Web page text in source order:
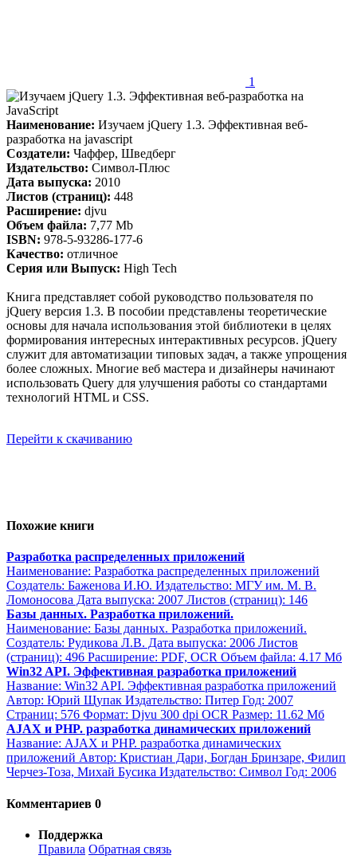
1
Наименование: Изучаем jQuery 1.3. Эффективная веб-
разработка на javascript
Создатели: Чаффер, Шведберг
Издательство: Символ-Плюс
Дата выпуска: 2010
Листов (страниц): 448
Расширение: djvu
Объем файла: 7,77 Mb
ISBN: 978-5-93286-177-6
Качество: отличное
Серия или Выпуск: High Tech
Книга представляет собой руководство пользователя по
jQuery версия 1.3. В пособии представлены теоретические
основы для начала использования этой библиотеки в целях
формирования интересных интерактивных ресурсов. jQuery
служит для автоматизации типовых задач, а также упрощения
более сложных. Многие веб мастера и дизайнеры начинают
использовать Query для улучшения работы со стандартами
технологий HTML и CSS.
Перейти к скачиванию
Похожие книги
Разработка распределенных приложений
Наименование: Разработка распределенных приложений
Создатель: Баженова И.Ю. Издательство: МГУ им. М. В.
Ломоносова Дата выпуска: 2007 Листов (страниц): 146
Базы данных. Разработка приложений.
Наименование: Базы данных. Разработка приложений.
Создатель: Рудикова Л.В. Дата выпуска: 2006 Листов
(страниц): 496 Расширение: PDF, OCR Объем файла: 4.17 Мб
Win32 API. Эффективная разработка приложений
Название: Win32 API. Эффективная разработка приложений
Автор: Юрий Щупак Издательство: Питер Год: 2007
Страниц: 576 Формат: Djvu 300 dpi OCR Размер: 11.62 Мб
AJAX и PHP. разработка динамических приложений
Название: AJAX и PHP. разработка динамических
приложений Автор: Кристиан Дари, Богдан Бринзаре, Филип
Черчез-Тоза, Михай Бусика Издательство: Символ Год: 2006
Комментариев 0
Поддержка
Правила Обратная связь